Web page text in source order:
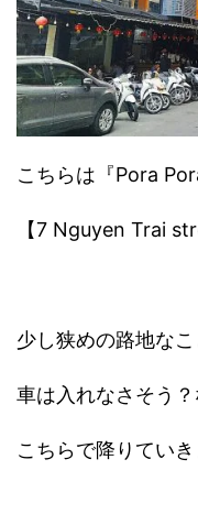
こちらは『Pora
【7 Nguyen Trai
少し狭めの路地なこ
車は入れなさそう
こちらで降りてい